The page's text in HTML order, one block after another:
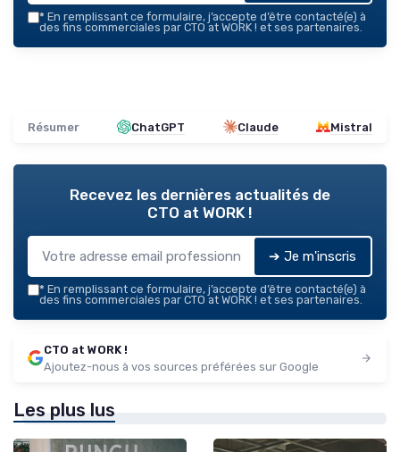
* En remplissant ce formulaire, j’accepte d’être contacté(e) à
des fins commerciales par CTO at WORK ! et ses partenaires.
Résumer ChatGPT Claude Mistral
Recevez les dernières actualités de
CTO at WORK !
➔ Je m'inscris
* En remplissant ce formulaire, j’accepte d’être contacté(e) à
des fins commerciales par CTO at WORK ! et ses partenaires.
CTO at WORK !
Ajoutez-nous à vos sources préférées sur Google
Les plus lus